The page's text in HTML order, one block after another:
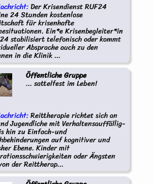
Der Krisendienst RUF24
24 Stunden kostenlose
für krisenhafte
Ein*e Krisenbegleiter*in
stabilisiert telefonisch oder kommt
Absprache auch zu den
in die Klinik ...
Öffentliche Gruppe
... sattelfest im Leben!
Reittherapie richtet sich an
Jugendliche mit Verhaltensauffällig-
hin zu Einfach-und
auf kognitiver und
Ebene. Kinder mit
oder Ängsten
der Reittherap...